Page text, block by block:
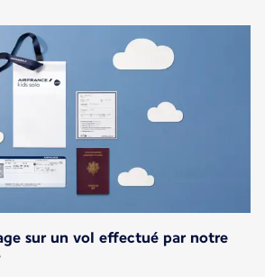
sur un vol effectué par notre